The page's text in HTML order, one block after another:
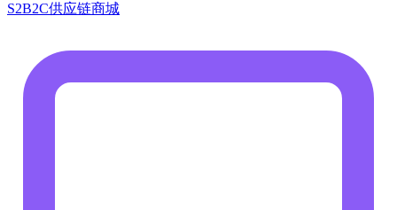
S2B2C供应链商城